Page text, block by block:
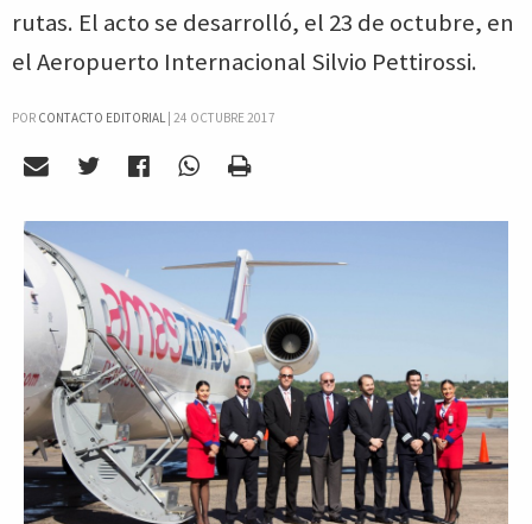
rutas. El acto se desarrolló, el 23 de octubre, en
el Aeropuerto Internacional Silvio Pettirossi.
POR CONTACTO EDITORIAL| 24 OCTUBRE 2017